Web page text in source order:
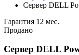
Сервер DELL
Гарантия 12 мес.
Продано
Сервер DELL